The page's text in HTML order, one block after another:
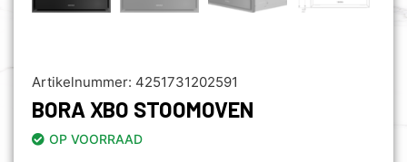
Artikelnummer: 4251731202591
BORA XBO STOOMOVEN
OP VOORRAAD